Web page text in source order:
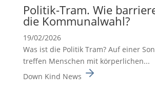
Politik-Tram. Wie
die Kommu­nal­wahl?
19/02/2026
Was ist die Politik Tram? Auf einer
treffen Menschen mit körperlichen...
Down Kind News